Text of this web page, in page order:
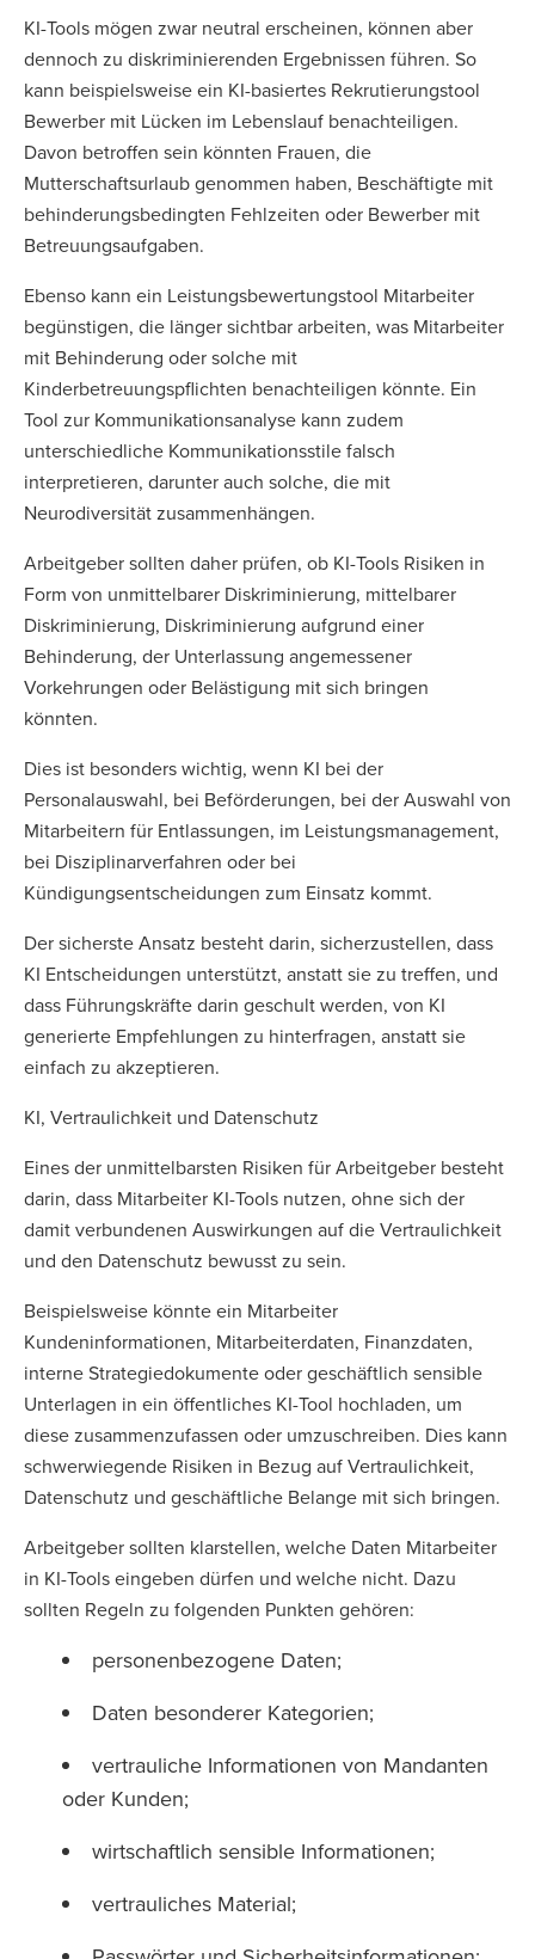
KI-Tools mögen zwar neutral erscheinen, können aber
dennoch zu diskriminierenden Ergebnissen führen. So
kann beispielsweise ein KI-basiertes Rekrutierungstool
Bewerber mit Lücken im Lebenslauf benachteiligen.
Davon betroffen sein könnten Frauen, die
Mutterschaftsurlaub genommen haben, Beschäftigte mit
behinderungsbedingten Fehlzeiten oder Bewerber mit
Betreuungsaufgaben.
Ebenso kann ein Leistungsbewertungstool Mitarbeiter
begünstigen, die länger sichtbar arbeiten, was Mitarbeiter
mit Behinderung oder solche mit
Kinderbetreuungspflichten benachteiligen könnte. Ein
Tool zur Kommunikationsanalyse kann zudem
unterschiedliche Kommunikationsstile falsch
interpretieren, darunter auch solche, die mit
Neurodiversität zusammenhängen.
Arbeitgeber sollten daher prüfen, ob KI-Tools Risiken in
Form von unmittelbarer Diskriminierung, mittelbarer
Diskriminierung, Diskriminierung aufgrund einer
Behinderung, der Unterlassung angemessener
Vorkehrungen oder Belästigung mit sich bringen
könnten.
Dies ist besonders wichtig, wenn KI bei der
Personalauswahl, bei Beförderungen, bei der Auswahl von
Mitarbeitern für Entlassungen, im Leistungsmanagement,
bei Disziplinarverfahren oder bei
Kündigungsentscheidungen zum Einsatz kommt.
Der sicherste Ansatz besteht darin, sicherzustellen, dass
KI Entscheidungen unterstützt, anstatt sie zu treffen, und
dass Führungskräfte darin geschult werden, von KI
generierte Empfehlungen zu hinterfragen, anstatt sie
einfach zu akzeptieren.
KI, Vertraulichkeit und Datenschutz
Eines der unmittelbarsten Risiken für Arbeitgeber besteht
darin, dass Mitarbeiter KI-Tools nutzen, ohne sich der
damit verbundenen Auswirkungen auf die Vertraulichkeit
und den Datenschutz bewusst zu sein.
Beispielsweise könnte ein Mitarbeiter
Kundeninformationen, Mitarbeiterdaten, Finanzdaten,
interne Strategiedokumente oder geschäftlich sensible
Unterlagen in ein öffentliches KI-Tool hochladen, um
diese zusammenzufassen oder umzuschreiben. Dies kann
schwerwiegende Risiken in Bezug auf Vertraulichkeit,
Datenschutz und geschäftliche Belange mit sich bringen.
Arbeitgeber sollten klarstellen, welche Daten Mitarbeiter
in KI-Tools eingeben dürfen und welche nicht. Dazu
sollten Regeln zu folgenden Punkten gehören:
personenbezogene Daten;
Daten besonderer Kategorien;
vertrauliche Informationen von Mandanten
oder Kunden;
wirtschaftlich sensible Informationen;
vertrauliches Material;